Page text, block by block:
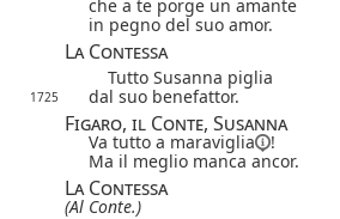
che a te porge un amante
in pegno del suo amor.
La Contessa
Tutto Susanna piglia
1725 dal suo benefattor.
Figaro, il Conte, Susanna
Va tutto a maraviglia
!
Ma il meglio manca ancor.
La Contessa
(Al Conte.)